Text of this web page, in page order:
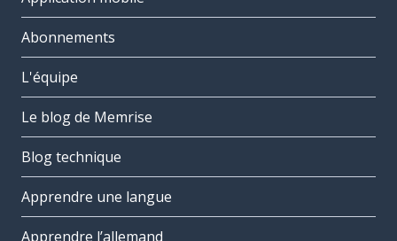
Abonnements
L'équipe
Le blog de Memrise
Blog technique
Apprendre une langue
Apprendre l’allemand